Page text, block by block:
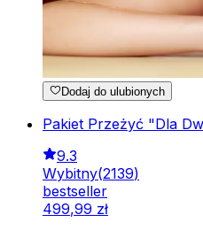
Dodaj do ulubionych
Pakiet Przeżyć "Dla
9.3
Wybitny(2139)
bestseller
499,99 zł